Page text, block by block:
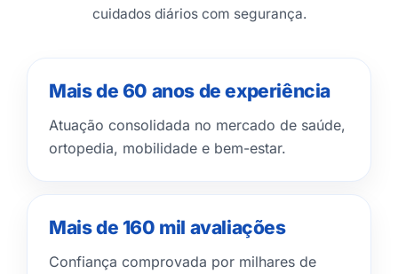
cuidados diários com segurança.
Mais de 60 anos de experiência
Atuação consolidada no mercado de saúde,
ortopedia, mobilidade e bem-estar.
Mais de 160 mil avaliações
Confiança comprovada por milhares de